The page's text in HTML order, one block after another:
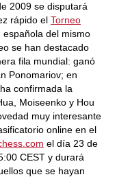
2009 se disputará
rápido el Torneo
española del mismo
se han destacado
fila mundial: ganó
Ponomariov; en
confirmada la
Moiseenko y Hou
muy interesante
online en el
el día 23 de
CEST y durará
que se hayan